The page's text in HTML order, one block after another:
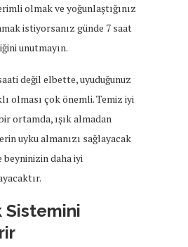
olmak ve yoğunlaştığınız
istiyorsanız günde 7 saat
unutmayın.
değil elbette, uyuduğunuz
olması çok önemli. Temiz iyi
ortamda, ışık almadan
uyku almanızı sağlayacak
beyninizin daha iyi
Sistemini